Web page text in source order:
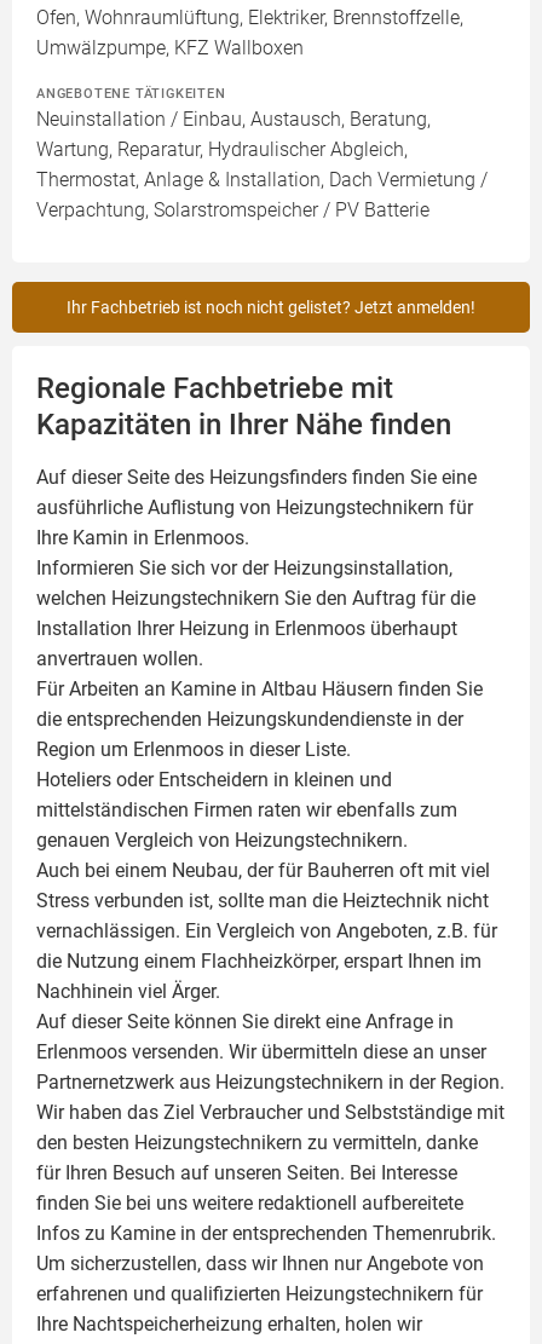
Ofen, Wohnraumlüftung, Elektriker, Brennstoffzelle,
Umwälzpumpe, KFZ Wallboxen
ANGEBOTENE TÄTIGKEITEN
Neuinstallation / Einbau, Austausch, Beratung,
Wartung, Reparatur, Hydraulischer Abgleich,
Thermostat, Anlage & Installation, Dach Vermietung /
Verpachtung, Solarstromspeicher / PV Batterie
Ihr Fachbetrieb ist noch nicht gelistet? Jetzt anmelden!
Regionale Fachbetriebe mit
Kapazitäten in Ihrer Nähe finden
Auf dieser Seite des Heizungsfinders finden Sie eine
ausführliche Auflistung von Heizungstechnikern für
Ihre Kamin in Erlenmoos.
Informieren Sie sich vor der Heizungsinstallation,
welchen Heizungstechnikern Sie den Auftrag für die
Installation Ihrer Heizung in Erlenmoos überhaupt
anvertrauen wollen.
Für Arbeiten an Kamine in Altbau Häusern finden Sie
die entsprechenden Heizungskundendienste in der
Region um Erlenmoos in dieser Liste.
Hoteliers oder Entscheidern in kleinen und
mittelständischen Firmen raten wir ebenfalls zum
genauen Vergleich von Heizungstechnikern.
Auch bei einem Neubau, der für Bauherren oft mit viel
Stress verbunden ist, sollte man die Heiztechnik nicht
vernachlässigen. Ein Vergleich von Angeboten, z.B. für
die Nutzung einem Flachheizkörper, erspart Ihnen im
Nachhinein viel Ärger.
Auf dieser Seite können Sie direkt eine Anfrage in
Erlenmoos versenden. Wir übermitteln diese an unser
Partnernetzwerk aus Heizungstechnikern in der Region.
Wir haben das Ziel Verbraucher und Selbstständige mit
den besten Heizungstechnikern zu vermitteln, danke
für Ihren Besuch auf unseren Seiten. Bei Interesse
finden Sie bei uns weitere redaktionell aufbereitete
Infos zu Kamine in der entsprechenden Themenrubrik.
Um sicherzustellen, dass wir Ihnen nur Angebote von
erfahrenen und qualifizierten Heizungstechnikern für
Ihre Nachtspeicherheizung erhalten, holen wir